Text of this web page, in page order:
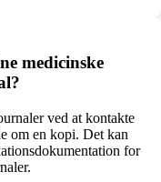
medicinske
ved at kontakte
om en kopi. Det kan
for